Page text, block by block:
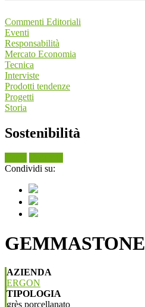
Commenti Editoriali
Eventi
Responsabilità
Mercato Economia
Tecnica
Interviste
Prodotti tendenze
Progetti
Storia
Sostenibilità
Condividi su:
GEMMASTONE
AZIENDA
ERGON
TIPOLOGIA
grès porcellanato